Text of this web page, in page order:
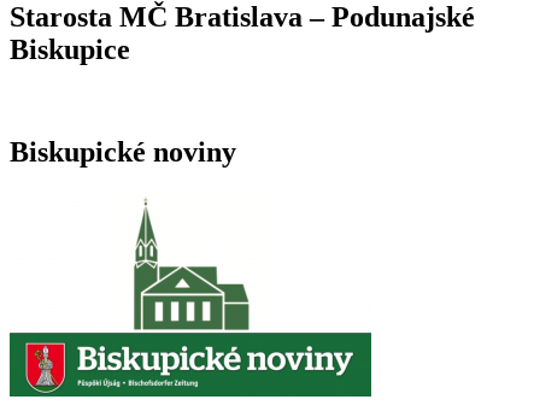
Starosta MČ Bratislava – Podunajské
Biskupice
Biskupické noviny